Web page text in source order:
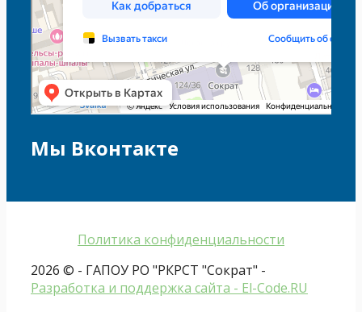
Мы Вконтакте
Политика конфиденциальности
2026 © - ГАПОУ РО "РКРСТ "Сократ" -
Разработка и поддержка сайта - El-Code.RU